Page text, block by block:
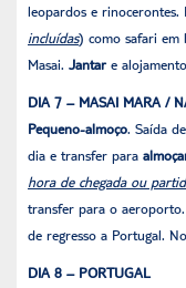
leopardos e rinocerontes.
incluídas) como safari em
Masai. Jantare
DIA 7 – MASAI MARA /
Pequeno-almoço. Saída
dia e transfer para
hora de chegada ou
transfer para o
de regresso a Portugal.
DIA 8 – PORTUGAL